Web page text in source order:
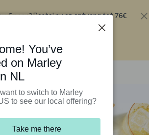
Spoon?Bestel nu en ontvang tot 76€
You’ve
on Marley
NL
to switch to Marley
to see our local offering?
Take me there